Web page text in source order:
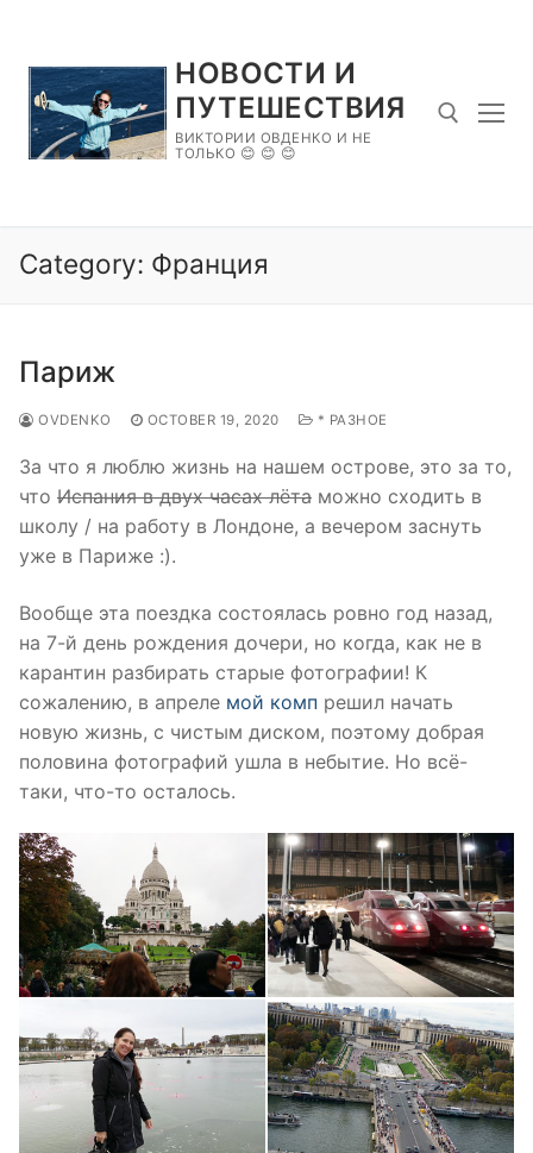
content
НОВОСТИ И
ПУТЕШЕСТВИЯ
ВИКТОРИИ ОВДЕНКО И НЕ
ТОЛЬКО 😊 😊 😊
Category: Франция
Париж
OVDENKO OCTOBER 19, 2020 * РАЗНОЕ
За что я люблю жизнь на нашем острове, это за то,
что Испания в двух часах лёта можно сходить в
школу / на работу в Лондоне, а вечером заснуть
уже в Париже :).
Вообще эта поездка состоялась ровно год назад,
на 7-й день рождения дочери, но когда, как не в
карантин разбирать старые фотографии! К
сожалению, в апреле мой комп решил начать
новую жизнь, с чистым диском, поэтому добрая
половина фотографий ушла в небытие. Но всё-
таки, что-то осталось.